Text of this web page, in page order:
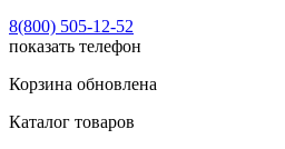
8(800) 505-12-52
показать телефон
Корзина обновлена
Каталог товаров